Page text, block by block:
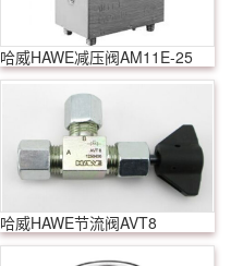
哈威HAWE减压阀AM11E-25
哈威HAWE节流阀AVT8